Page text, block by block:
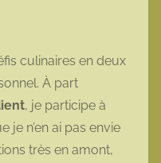
culinaires en deux
À part
, je participe à
je n’en ai pas envie
très en amont,